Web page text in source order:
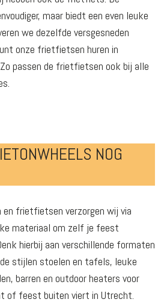
maar biedt een even leuke
we dezelfde versgesneden
onze frietfietsen huren in
passen de frietfietsen ook bij alle
NOG
frietfietsen verzorgen wij via
materiaal om zelf je feest
hierbij aan verschillende formaten
stijlen stoelen en tafels, leuke
barren en outdoor heaters voor
of feest buiten viert in Utrecht.